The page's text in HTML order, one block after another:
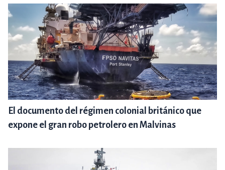
El documento del régimen colonial británico que
expone el gran robo petrolero en Malvinas